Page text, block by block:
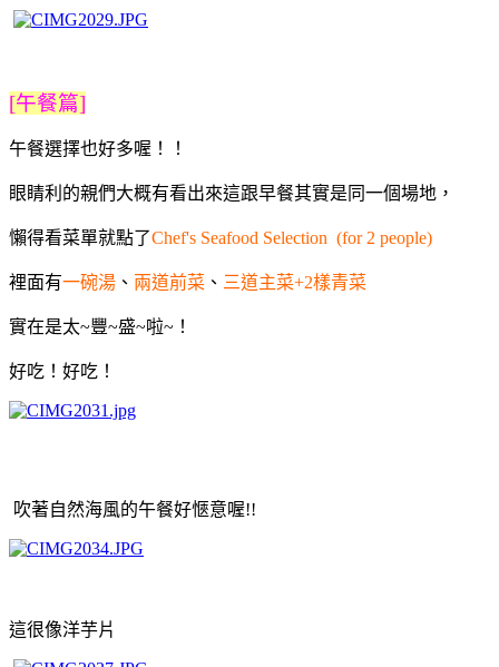
[午餐篇]
午餐選擇也好多喔！！
眼睛利的親們大概有看出來這跟早餐其實是同一個場地，
懶得看菜單就點了Chef's Seafood Selection (for 2 people)
裡面有一碗湯 、 兩道前菜 、 三道主菜+2樣青菜
實在是太~豐~盛~啦~！
好吃！好吃！
吹著自然海風的午餐好愜意喔!!
這很像洋芋片